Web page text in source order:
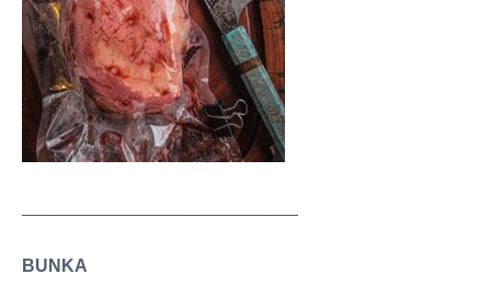
BUNKA